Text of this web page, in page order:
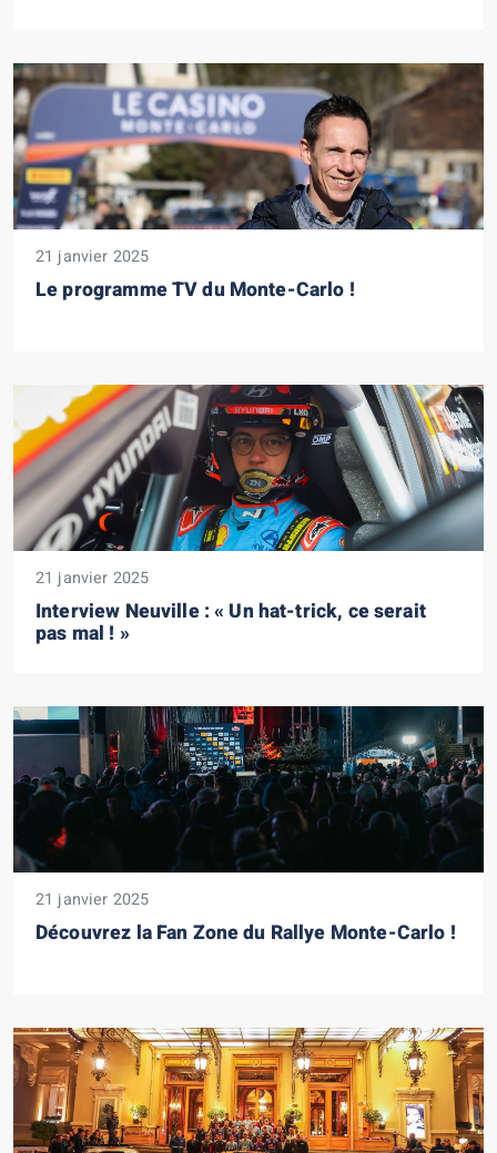
21 janvier 2025
Le programme TV du Monte-Carlo !
21 janvier 2025
Interview Neuville : « Un hat-trick, ce serait
pas mal ! »
21 janvier 2025
Découvrez la Fan Zone du Rallye Monte-Carlo !